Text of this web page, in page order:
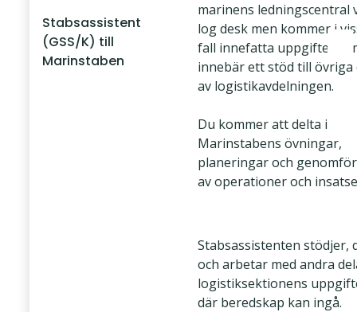
Stabsassistent
(GSS/K) till
Marinstaben
marinens ledningscentral
log desk men kommer i
fall innefatta uppgifter
innebär ett stöd till övriga
av logistikavdelningen.
Du kommer att delta i
Marinstabens övningar,
planeringar och
av operationer och
Stabsassistenten stödjer,
och arbetar med andra
logistiksektionens
där beredskap kan ingå.